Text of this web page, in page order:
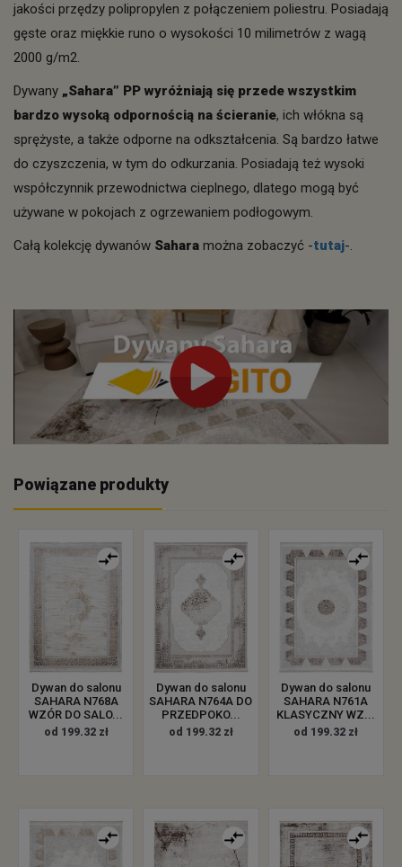
jakości przędzy polipropylen z połączeniem poliestru. Posiadają
gęste oraz miękkie runo o wysokości 10 milimetrów z wagą
2000 g/m2.
Dywany „Sahara” PP wyróżniają się przede wszystkim
bardzo wysoką odpornością na ścieranie, ich włókna są
sprężyste, a także odporne na odkształcenia. Są bardzo łatwe
do czyszczenia, w tym do odkurzania. Posiadają też wysoki
współczynnik przewodnictwa cieplnego, dlatego mogą być
używane w pokojach z ogrzewaniem podłogowym.
Całą kolekcję dywanów Sahara można zobaczyć -tutaj-.
Powiązane produkty
Dywan do salonu
SAHARA N768A
WZÓR DO SALO...
od 199.32 zł
Dywan do salonu
SAHARA N764A DO
PRZEDPOKO...
od 199.32 zł
Dywan do salonu
SAHARA N761A
KLASYCZNY WZ...
od 199.32 zł